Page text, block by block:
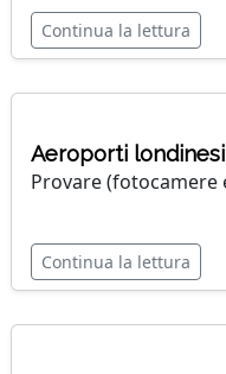
Continua la lettura
Aeroporti
Provare
Continua la lettura